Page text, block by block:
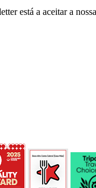
está a aceitar a